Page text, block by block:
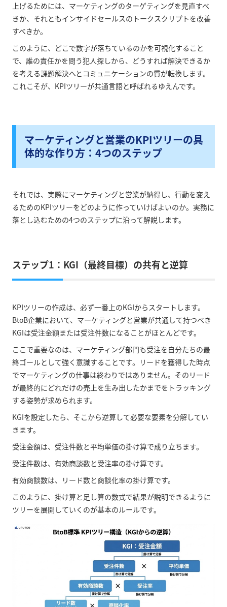
上げるためには、マーケティングのターゲティングを見直すべ
きか、それともインサイドセールスのトークスクリプトを改善
すべきか。
このように、どこで数字が落ちているのかを可視化すること
で、誰の責任かを問う犯人探しから、どうすれば解決できるか
を考える課題解決へとコミュニケーションの質が転換します。
これこそが、KPIツリーが共通言語と呼ばれるゆえんです。
マーケティングと営業のKPIツリーの具
体的な作り方：4つのステップ
それでは、実際にマーケティングと営業が納得し、行動を変え
るためのKPIツリーをどのように作っていけばよいのか。実務に
落とし込むための4つのステップに沿って解説します。
ステップ1：KGI（最終目標）の共有と逆算
KPIツリーの作成は、必ず一番上のKGIからスタートします。
BtoB企業において、マーケティングと営業が共通して持つべき
KGIは受注金額または受注件数になることがほとんどです。
ここで重要なのは、マーケティング部門も受注を自分たちの最
終ゴールとして強く意識することです。リードを獲得した時点
でマーケティングの仕事は終わりではありません。そのリード
が最終的にどれだけの売上を生み出したかまでをトラッキング
する姿勢が求められます。
KGIを設定したら、そこから逆算して必要な要素を分解してい
きます。
受注金額は、受注件数と平均単価の掛け算で成り立ちます。
受注件数は、有効商談数と受注率の掛け算です。
有効商談数は、リード数と商談化率の掛け算です。
このように、掛け算と足し算の数式で結果が説明できるように
ツリーを展開していくのが基本のルールです。